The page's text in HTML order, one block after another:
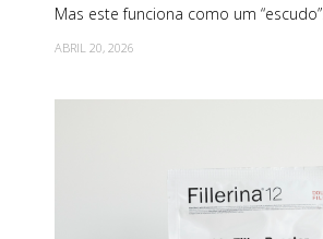
Mas este funciona como um “escudo”...
ABRIL 20, 2026